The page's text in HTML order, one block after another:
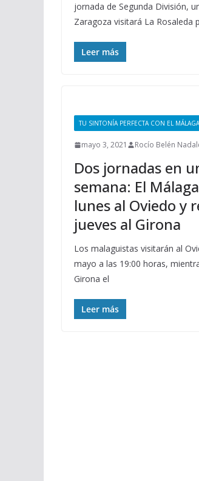
jornada de Segunda División,
Zaragoza visitará La Rosaleda
Leer más
TU SINTONÍA PERFECTA CON EL
mayo 3, 2021 Rocío Belén
Dos jornadas en
semana: El
lunes al Oviedo y
jueves al Girona
Los malaguistas visitarán al
mayo a las 19:00 horas,
Girona el
Leer más